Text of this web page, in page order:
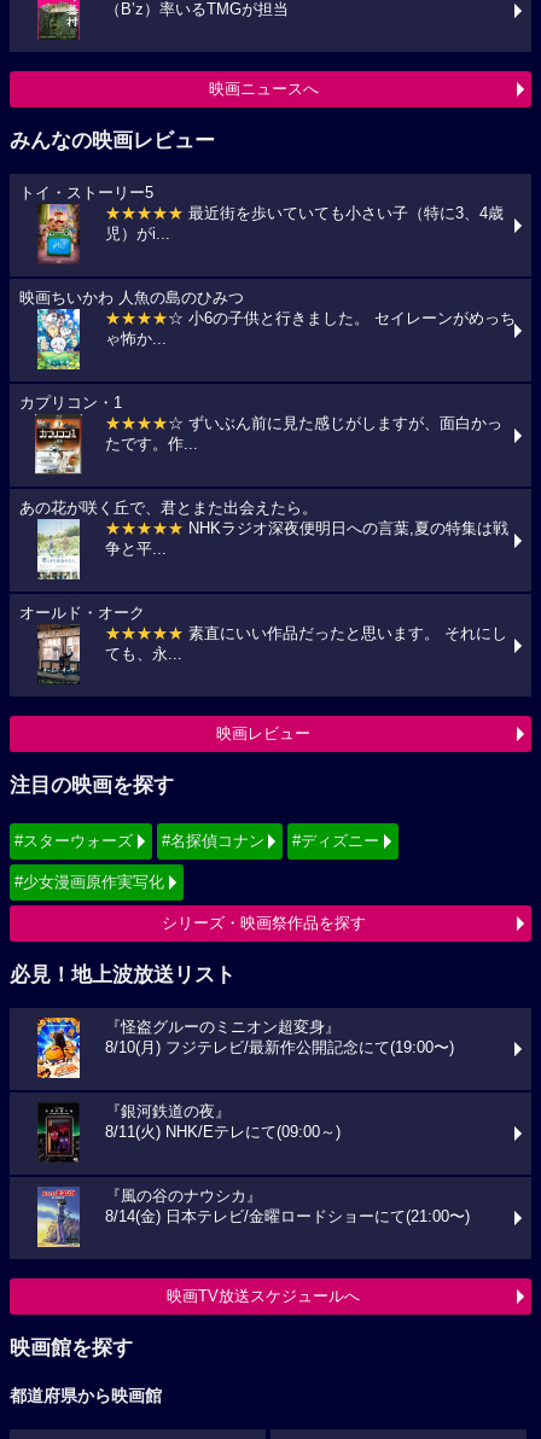
（B’z）率いるTMGが担当
映画ニュースへ
みんなの映画レビュー
トイ・ストーリー5
★★★★★ 最近街を歩いていても小さい子（特に3、4歳
児）がi...
映画ちいかわ 人魚の島のひみつ
★★★★☆ 小6の子供と行きました。 セイレーンがめっち
ゃ怖か...
カプリコン・1
★★★★☆ ずいぶん前に見た感じがしますが、面白かっ
たです。作...
あの花が咲く丘で、君とまた出会えたら。
★★★★★ NHKラジオ深夜便明日への言葉,夏の特集は戦
争と平...
オールド・オーク
★★★★★ 素直にいい作品だったと思います。 それにし
ても、永...
映画レビュー
注目の映画を探す
#スターウォーズ #名探偵コナン #ディズニー
#少女漫画原作実写化
シリーズ・映画祭作品を探す
必見！地上波放送リスト
『怪盗グルーのミニオン超変身』
8/10(月) フジテレビ/最新作公開記念にて(19:00〜)
『銀河鉄道の夜』
8/11(火) NHK/Eテレにて(09:00～)
『風の谷のナウシカ』
8/14(金) 日本テレビ/金曜ロードショーにて(21:00〜)
映画TV放送スケジュールへ
映画館を探す
都道府県から映画館